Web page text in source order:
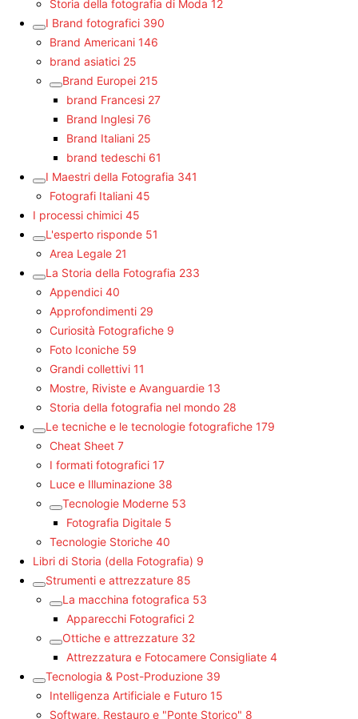
Storia della fotografia di Moda 12
I Brand fotografici 390
Brand Americani 146
brand asiatici 25
Brand Europei 215
brand Francesi 27
Brand Inglesi 76
Brand Italiani 25
brand tedeschi 61
I Maestri della Fotografia 341
Fotografi Italiani 45
I processi chimici 45
L'esperto risponde 51
Area Legale 21
La Storia della Fotografia 233
Appendici 40
Approfondimenti 29
Curiosità Fotografiche 9
Foto Iconiche 59
Grandi collettivi 11
Mostre, Riviste e Avanguardie 13
Storia della fotografia nel mondo 28
Le tecniche e le tecnologie fotografiche 179
Cheat Sheet 7
I formati fotografici 17
Luce e Illuminazione 38
Tecnologie Moderne 53
Fotografia Digitale 5
Tecnologie Storiche 40
Libri di Storia (della Fotografia) 9
Strumenti e attrezzature 85
La macchina fotografica 53
Apparecchi Fotografici 2
Ottiche e attrezzature 32
Attrezzatura e Fotocamere Consigliate 4
Tecnologia & Post-Produzione 39
Intelligenza Artificiale e Futuro 15
Software, Restauro e "Ponte Storico" 8